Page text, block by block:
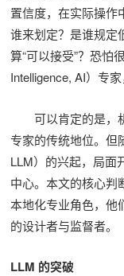
置信度，在实际操作
谁来划定？是谁规定
算“可以接受”？恐怕
Intelligence, AI）专
可以肯定的是，
专家的传统地位。但
LLM）的兴起，局面
中心。本文的核心判
本地化专业角色，他
的设计者与监督者。
LLM 的突破